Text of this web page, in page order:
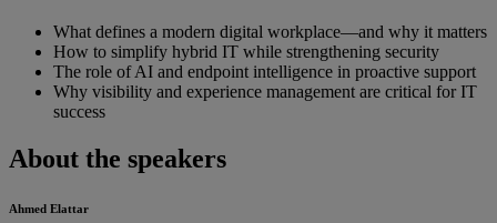
What defines a modern digital workplace—and why it matters
How to simplify hybrid IT while strengthening security
The role of AI and endpoint intelligence in proactive support
Why visibility and experience management are critical for IT
success
About the speakers
Ahmed Elattar